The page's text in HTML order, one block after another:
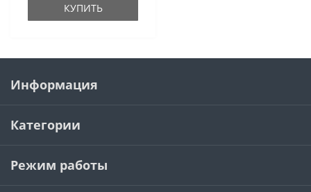
КУПИТЬ
Информация
Категории
Режим работы